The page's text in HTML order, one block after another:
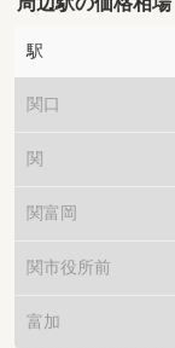
駅
関口
関
関富岡
関市役所前
富加